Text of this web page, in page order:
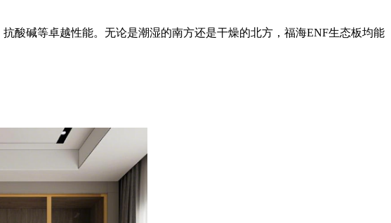
酸碱等卓越性能。无论是潮湿的南方还是干燥的北方，福海ENF生态板均能